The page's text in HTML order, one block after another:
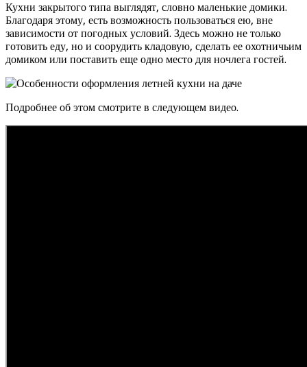
Кухни закрытого типа выглядят, словно маленькие домики.
Благодаря этому, есть возможность пользоваться ею, вне
зависимости от погодных условий. Здесь можно не только
готовить еду, но и соорудить кладовую, сделать ее охотничьим
домиком или поставить еще одно место для ночлега гостей.
Подробнее об этом смотрите в следующем видео.